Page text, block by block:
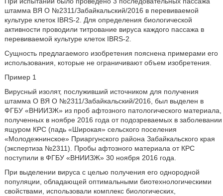
штамма ВЯ О №2311/Забайкальский/2016 в перевиваемой
культуре клеток IBRS-2. Для определения биологической
активности проводили титрование вируса каждого пассажа в
перевиваемой культуре клеток IBRS-2.
Сущность предлагаемого изобретения пояснена примерами его
использования, которые не ограничивают объем изобретения.
Пример 1
Вирусный изолят, послуживший источником для получения
штамма О ВЯ О №2311/Забайкальский/2016, был выделен в
ФГБУ «ВНИИЗЖ» из проб афтозного патологического материала,
полученных в ноябре 2016 года от подозреваемых в заболевании
ящуром КРС (падь «Широкая» сельского поселения
«Молодежнинское» Приаргунского района Забайкальского края
(экспертиза №2311). Пробы афтозного материала от КРС
поступили в ФГБУ «ВНИИЗЖ» 30 ноября 2016 года.
При выделении вируса с целью получения его однородной
популяции, обладающей оптимальными биотехнологическими
свойствами, использовали комплекс биологических,